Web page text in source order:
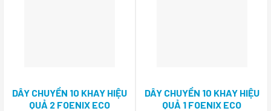
DÂY CHUYỀN 10 KHAY HIỆU
QUẢ 2 FOENIX ECO
DÂY CHUYỀN 10 KHAY HIỆU
QUẢ 1 FOENIX ECO